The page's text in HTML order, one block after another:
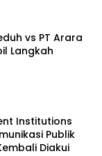
vs PT Arara
Langkah
Institutions
Publik
Diakui